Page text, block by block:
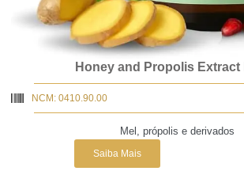
Honey and Propolis Extract
NCM: 0410.90.00
Mel, própolis e derivados
Saiba Mais